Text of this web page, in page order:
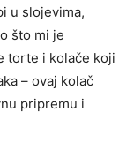
u slojevima,
što mi je
torte i kolače koji
– ovaj kolač
pripremu i